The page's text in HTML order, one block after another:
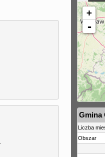
+
-
Gmina
Liczba
Obszar